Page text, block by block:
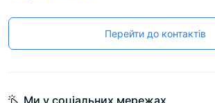
Перейти до контактів